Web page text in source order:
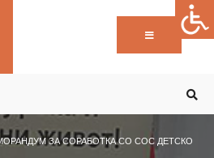
ЗА СОРАБОТКА СО СОС ДЕТСКО